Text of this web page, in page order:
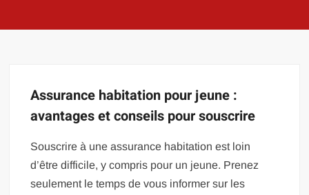
Assurance habitation pour jeune :
avantages et conseils pour souscrire
Souscrire à une assurance habitation est loin
d’être difficile, y compris pour un jeune. Prenez
seulement le temps de vous informer sur les